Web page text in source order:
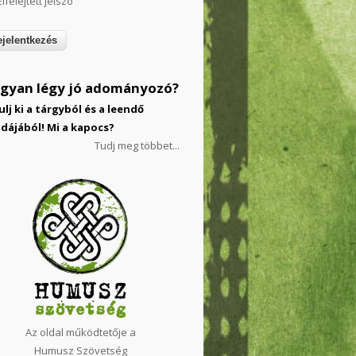
légy jó adományozó?
ki a tárgyból és a leendő
Mi a kapocs?
Tudj meg többet...
Az oldal működtetője a
Humusz Szövetség